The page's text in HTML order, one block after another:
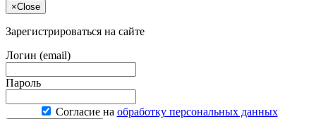
×Close
Зарегистрироваться на сайте
Логин (email)
Пароль
Согласие на обработку персональных данных